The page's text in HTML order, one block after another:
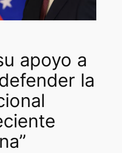
apoyo a
la